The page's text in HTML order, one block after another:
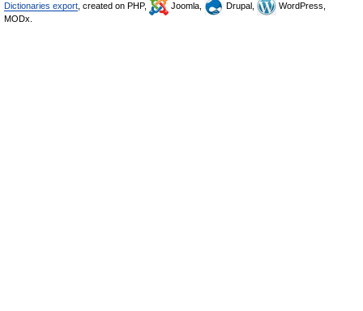
Dictionaries export , created on PHP, Joomla, Drupal,
WordPress,
MODx.